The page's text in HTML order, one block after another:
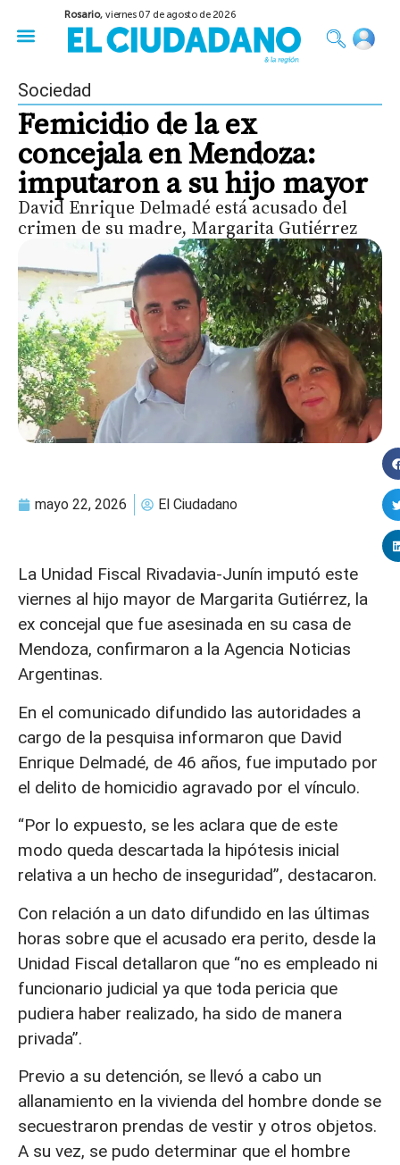
Rosario,viernes 07 de agosto de 2026
Sociedad
Femicidio de la ex
concejala en Mendoza:
imputaron a su hijo mayor
David Enrique Delmadé está acusado del
crimen de su madre, Margarita Gutiérrez
mayo 22, 2026 El Ciudadano
La Unidad Fiscal Rivadavia-Junín imputó este
viernes al hijo mayor de Margarita Gutiérrez, la
ex concejal que fue asesinada en su casa de
Mendoza, confirmaron a la Agencia Noticias
Argentinas.
En el comunicado difundido las autoridades a
cargo de la pesquisa informaron que David
Enrique Delmadé, de 46 años, fue imputado por
el delito de homicidio agravado por el vínculo.
“Por lo expuesto, se les aclara que de este
modo queda descartada la hipótesis inicial
relativa a un hecho de inseguridad”, destacaron.
Con relación a un dato difundido en las últimas
horas sobre que el acusado era perito, desde la
Unidad Fiscal detallaron que “no es empleado ni
funcionario judicial ya que toda pericia que
pudiera haber realizado, ha sido de manera
privada”.
Previo a su detención, se llevó a cabo un
allanamiento en la vivienda del hombre donde se
secuestraron prendas de vestir y otros objetos.
A su vez, se pudo determinar que el hombre